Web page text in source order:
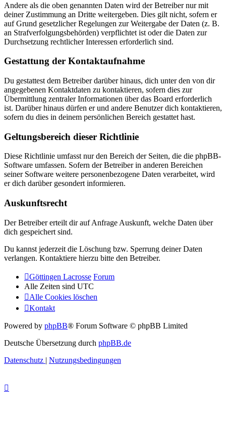
Andere als die oben genannten Daten wird der Betreiber nur mit
deiner Zustimmung an Dritte weitergeben. Dies gilt nicht, sofern er
auf Grund gesetzlicher Regelungen zur Weitergabe der Daten (z. B.
an Strafverfolgungsbehörden) verpflichtet ist oder die Daten zur
Durchsetzung rechtlicher Interessen erforderlich sind.
Gestattung der Kontaktaufnahme
Du gestattest dem Betreiber darüber hinaus, dich unter den von dir
angegebenen Kontaktdaten zu kontaktieren, sofern dies zur
Übermittlung zentraler Informationen über das Board erforderlich
ist. Darüber hinaus dürfen er und andere Benutzer dich kontaktieren,
sofern du dies in deinem persönlichen Bereich gestattet hast.
Geltungsbereich dieser Richtlinie
Diese Richtlinie umfasst nur den Bereich der Seiten, die die phpBB-
Software umfassen. Sofern der Betreiber in anderen Bereichen
seiner Software weitere personenbezogene Daten verarbeitet, wird
er dich darüber gesondert informieren.
Auskunftsrecht
Der Betreiber erteilt dir auf Anfrage Auskunft, welche Daten über
dich gespeichert sind.
Du kannst jederzeit die Löschung bzw. Sperrung deiner Daten
verlangen. Kontaktiere hierzu bitte den Betreiber.
Göttingen Lacrosse Forum
Alle Zeiten sind UTC
Alle Cookies löschen
Kontakt
Powered by phpBB® Forum Software © phpBB Limited
Deutsche Übersetzung durch phpBB.de
Datenschutz | Nutzungsbedingungen